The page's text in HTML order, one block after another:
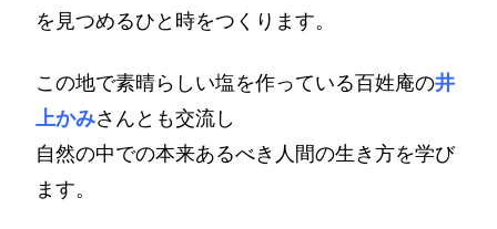
を見つめるひと時をつくります。
この地で素晴らしい塩を作っている百姓庵の井
上かみさんとも交流し
自然の中での本来あるべき人間の生き方を学び
ます。